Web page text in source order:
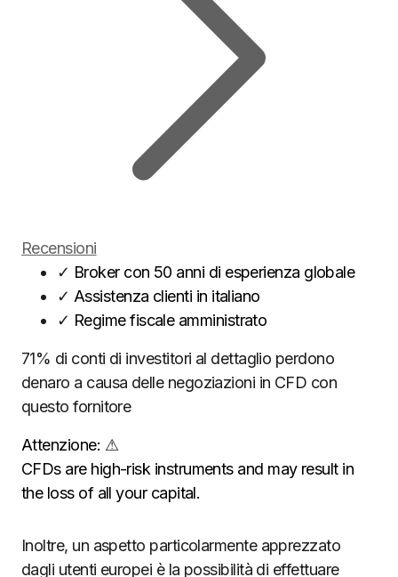
Recensioni
✓ Broker con 50 anni di esperienza globale
✓ Assistenza clienti in italiano
✓ Regime fiscale amministrato
71% di conti di investitori al dettaglio perdono
denaro a causa delle negoziazioni in CFD con
questo fornitore
Attenzione: ⚠
CFDs are high-risk instruments and may result in
the loss of all your capital.
Inoltre, un aspetto particolarmente apprezzato
dagli utenti europei è la possibilità di effettuare